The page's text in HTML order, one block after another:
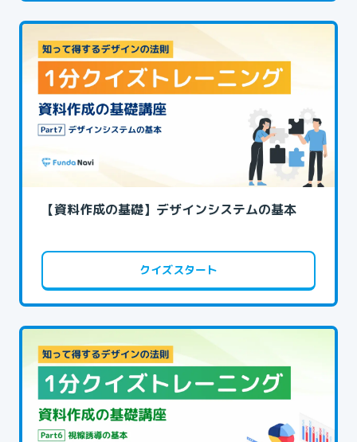
【資料作成の基礎】デザインシステムの基本
クイズスタート